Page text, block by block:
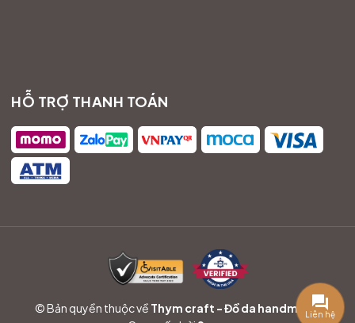
HỖ TRỢ THANH TOÁN
© Bản quyền thuộc về Thym craft - Đồ da handmadeLiên hệ